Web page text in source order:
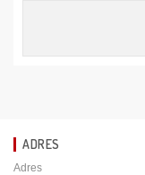
ADRES
Adres